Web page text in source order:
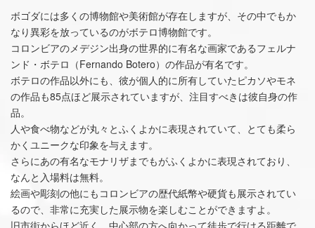
ボゴダには多くの博物館や美術館が存在しますが、その中でもか
なり異彩を放っているのがボテロ博物館です。
コロンビアのメデジン出身の世界的に有名な画家であるフェルナ
ンド・ボテロ（Fernando Botero）の作品が有名です。
ボテロの作品以外にも、彼が個人的に所有していたピカソやモネ
の作品も85点ほど展示されていますが、注目すべきは彼自身の作
品。
人や食べ物などが丸々とふくよかに表現されていて、とても柔ら
かくユニークな印象を与えます。
さらにあの有名なモナリザまでもがふくよかに表現されており、
なんと入場料は無料。
絵画や彫刻の他にもコロンビアの歴代紙幣や硬貨も展示されてい
るので、非常に充実した展示物を楽しむことができますよ。
旧市街からほど近く、中心部の方へ向かって徒歩で行ける距離で